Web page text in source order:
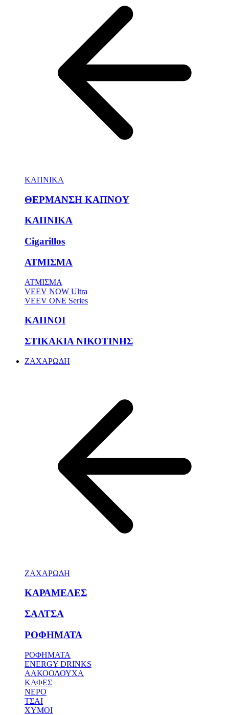
ΚΑΠΝΙΚΑ
ΘΕΡΜΑΝΣΗ ΚΑΠΝΟΥ
ΚΑΠΝΙΚΑ
Cigarillos
ΑΤΜΙΣΜΑ
ΑΤΜΙΣΜΑ
VEEV NOW Ultra
VEEV ONE Series
ΚΑΠΝΟΙ
ΣΤΙΚΑΚΙΑ ΝΙΚΟΤΙΝΗΣ
ΖΑΧΑΡΩΔΗ
ΖΑΧΑΡΩΔΗ
ΚΑΡΑΜΕΛΕΣ
ΣΑΛΤΣΑ
ΡΟΦΗΜΑΤΑ
ΡΟΦΗΜΑΤΑ
ENERGY DRINKS
ΑΛΚΟΟΛΟΥΧΑ
ΚΑΦΕΣ
ΝΕΡΟ
ΤΣΑΙ
ΧΥΜΟΙ